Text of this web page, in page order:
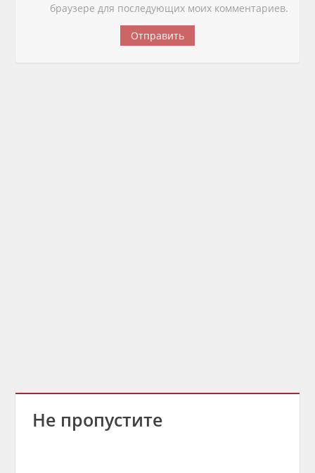
браузере для последующих моих комментариев.
Не пропустите